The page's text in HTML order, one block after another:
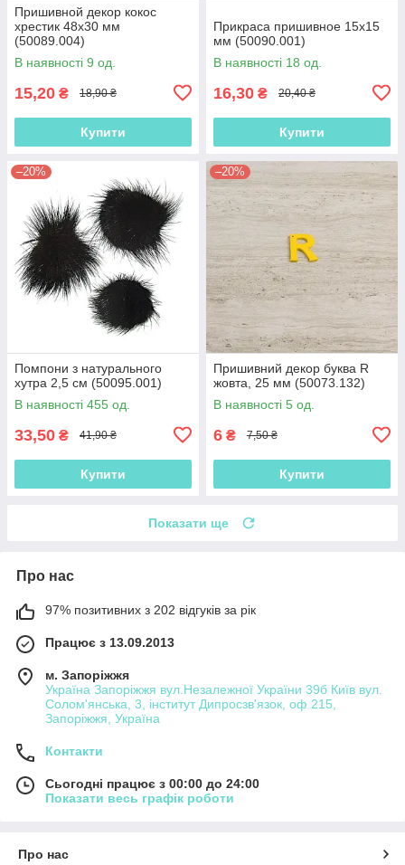
Пришивной декор кокос
хрестик 48х30 мм
(50089.004)
В наявності 9 од.
15,20 ₴ 18,90 ₴
Купити
Прикраса пришивное 15х15
мм (50090.001)
В наявності 18 од.
16,30 ₴ 20,40 ₴
Купити
–20%
Помпони з натурального
хутра 2,5 см (50095.001)
В наявності 455 од.
33,50 ₴ 41,90 ₴
Купити
–20%
Пришивний декор буква R
жовта, 25 мм (50073.132)
В наявності 5 од.
6 ₴ 7,50 ₴
Купити
Показати ще
Про нас
97% позитивних з 202 відгуків за рік
Працює з 13.09.2013
м. Запоріжжя
Україна Запоріжжя вул.Незалежної України 39б Київ вул.
Солом'янська, 3, інститут Дипросзв'язок, оф 215,
Запоріжжя, Україна
Контакти
Сьогодні працює з 00:00 до 24:00
Показати весь графік роботи
Про нас